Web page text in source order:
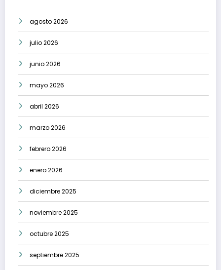
agosto 2026
julio 2026
junio 2026
mayo 2026
abril 2026
marzo 2026
febrero 2026
enero 2026
diciembre 2025
noviembre 2025
octubre 2025
septiembre 2025